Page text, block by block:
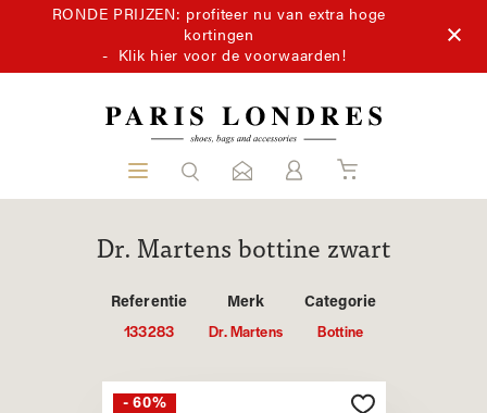
RONDE PRIJZEN: profiteer nu van extra hoge
kortingen
- Klik hier voor de voorwaarden!
Dr. Martens bottine zwart
Referentie
133283
Merk
Dr. Martens
Categorie
Bottine
- 60%